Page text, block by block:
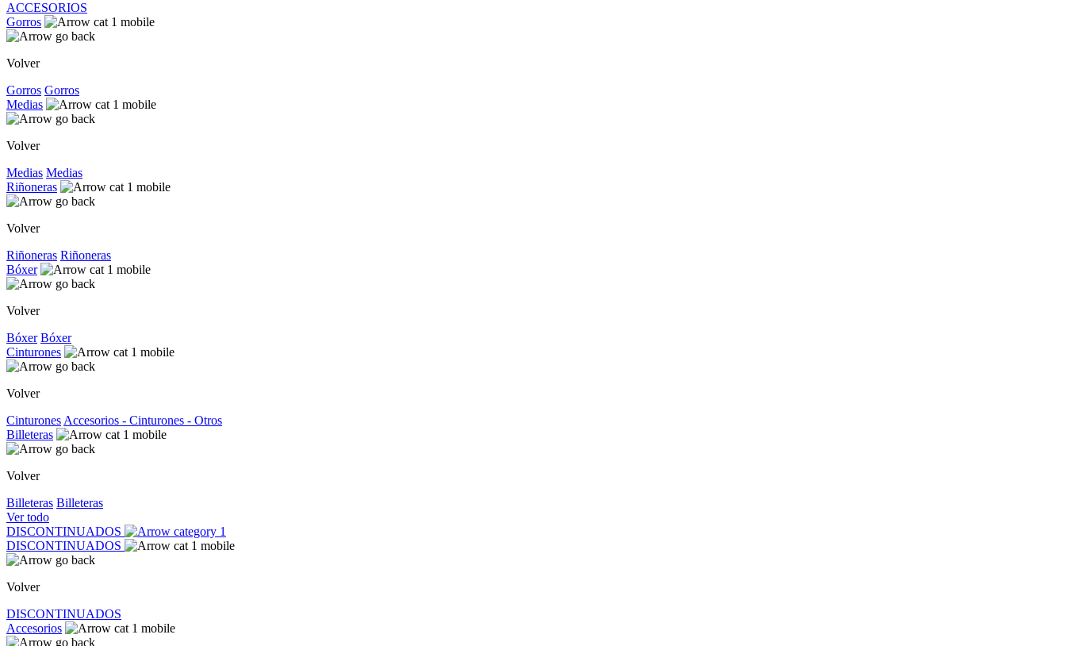
ACCESORIOS
Gorros
Volver
Gorros Gorros
Medias
Volver
Medias Medias
Riñoneras
Volver
Riñoneras Riñoneras
Bóxer
Volver
Bóxer Bóxer
Cinturones
Volver
Cinturones Accesorios - Cinturones - Otros
Billeteras
Volver
Billeteras Billeteras
Ver todo
DISCONTINUADOS
DISCONTINUADOS
Volver
DISCONTINUADOS
Accesorios